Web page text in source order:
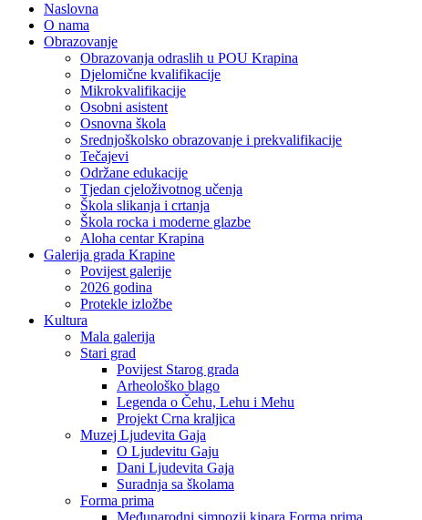
Naslovna
O nama
Obrazovanje
Obrazovanja odraslih u POU Krapina
Djelomične kvalifikacije
Mikrokvalifikacije
Osobni asistent
Osnovna škola
Srednjoškolsko obrazovanje i prekvalifikacije
Tečajevi
Održane edukacije
Tjedan cjeloživotnog učenja
Škola slikanja i crtanja
Škola rocka i moderne glazbe
Aloha centar Krapina
Galerija grada Krapine
Povijest galerije
2026 godina
Protekle izložbe
Kultura
Mala galerija
Stari grad
Povijest Starog grada
Arheološko blago
Legenda o Čehu, Lehu i Mehu
Projekt Crna kraljica
Muzej Ljudevita Gaja
O Ljudevitu Gaju
Dani Ljudevita Gaja
Suradnja sa školama
Forma prima
Međunarodni simpozij kipara Forma prima